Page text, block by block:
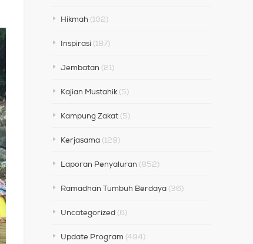
Hikmah (102)
Inspirasi (187)
Jembatan (21)
Kajian Mustahik (5)
Kampung Zakat (5)
Kerjasama (129)
Laporan Penyaluran (852)
Ramadhan Tumbuh Berdaya (36)
Uncategorized (6)
Update Program (494)